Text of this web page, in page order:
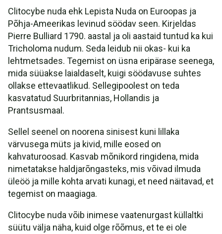
Clitocybe nuda ehk Lepista Nuda on Euroopas ja
Põhja-Ameerikas levinud söödav seen. Kirjeldas
Pierre Bulliard 1790. aastal ja oli aastaid tuntud ka kui
Tricholoma nudum. Seda leidub nii okas- kui ka
lehtmetsades. Tegemist on üsna eripärase seenega,
mida süüakse laialdaselt, kuigi söödavuse suhtes
ollakse ettevaatlikud. Sellegipoolest on teda
kasvatatud Suurbritannias, Hollandis ja
Prantsusmaal.
Sellel seenel on noorena sinisest kuni lillaka
värvusega müts ja kivid, mille eosed on
kahvaturoosad. Kasvab mõnikord ringidena, mida
nimetatakse haldjarõngasteks, mis võivad ilmuda
üleöö ja mille kohta arvati kunagi, et need näitavad, et
tegemist on maagiaga.
Clitocybe nuda võib inimese vaatenurgast küllaltki
süütu välja näha, kuid olge rõõmus, et te ei ole